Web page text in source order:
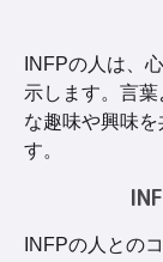
INFPの人は、
示します。言
な趣味や興味
す。
INFPの人との